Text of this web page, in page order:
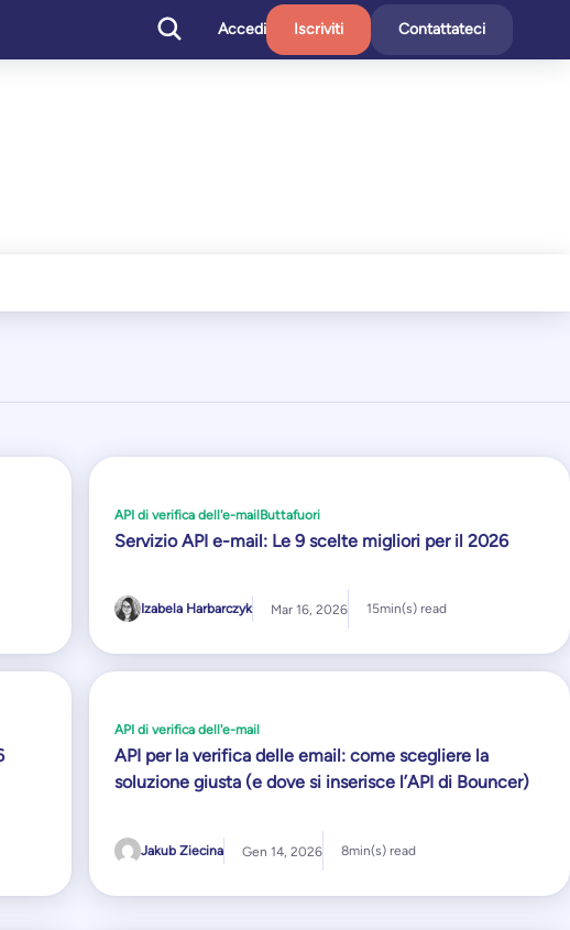
Accedi Iscriviti Contattateci
API di verifica dell'e-mail Buttafuori
Servizio API e-mail: Le 9 scelte migliori per il 2026
Izabela Harbarczyk Mar 16, 2026 15min(s) read
API di verifica dell'e-mail
API per la verifica delle email: come scegliere la
soluzione giusta (e dove si inserisce l’API di Bouncer)
Jakub Ziecina Gen 14, 2026 8min(s) read